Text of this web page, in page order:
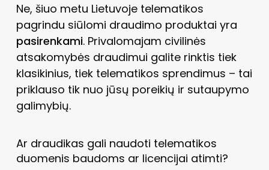
Ne, šiuo metu Lietuvoje telematikos
pagrindu siūlomi draudimo produktai yra
pasirenkami. Privalomajam civilinės
atsakomybės draudimui galite rinktis tiek
klasikinius, tiek telematikos sprendimus – tai
priklauso tik nuo jūsų poreikių ir sutaupymo
galimybių.
Ar draudikas gali naudoti telematikos
duomenis baudoms ar licencijai atimti?